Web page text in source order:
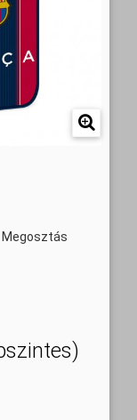
Megosztás